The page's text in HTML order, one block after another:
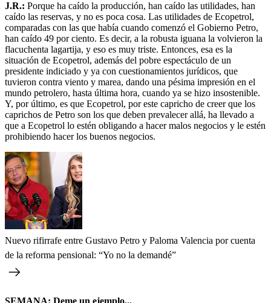
J.R.: Porque ha caído la producción, han caído las utilidades, han
caído las reservas, y no es poca cosa. Las utilidades de Ecopetrol,
comparadas con las que había cuando comenzó el Gobierno Petro,
han caído 49 por ciento. Es decir, a la robusta iguana la volvieron la
flacuchenta lagartija, y eso es muy triste. Entonces, esa es la
situación de Ecopetrol, además del pobre espectáculo de un
presidente indiciado y ya con cuestionamientos jurídicos, que
tuvieron contra viento y marea, dando una pésima impresión en el
mundo petrolero, hasta última hora, cuando ya se hizo insostenible.
Y, por último, es que Ecopetrol, por este capricho de creer que los
caprichos de Petro son los que deben prevalecer allá, ha llevado a
que a Ecopetrol lo estén obligando a hacer malos negocios y le estén
prohibiendo hacer los buenos negocios.
Nuevo rifirrafe entre Gustavo Petro y Paloma Valencia por cuenta
de la reforma pensional: “Yo no la demandé”